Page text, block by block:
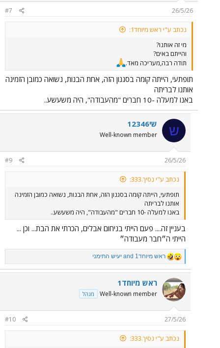
26/5/26
#7
נכתב ע"י ראש מיוחד1:
מי זה אותנו?
והייתם באים?
תודה רבה,מעריכה מאד.
תופתעי, הייתה קומה בסגנון הזה, אחת הבנות, נשואה כמובן הזמינה
אותנו לבריתה
באנו למעלה -10 חברים "מהעבודה", היה משעשע..
ש שי12346
Well-known member
26/5/26
#9
נכתב ע"י נסיך.333:
תופתעי, הייתה קומה בסגנון הזה, אחת הבנות, נשואה כמובן הזמינה
אותנו לבריתה
באנו למעלה -10 חברים "מהעבודה", היה משעשע..
בעניין זה.... פעם הייתי בניחום אבלים, הכרתי את הבת... וכן ...
הייתי ה״חבר מעבודה״
R
e
a
t
i
n
s
ראש מיוחד1 יעיש התימני
ראש מיוחד1
Well-known member מנהל
27/5/26
#10
נכתב ע"י נסיך.333: